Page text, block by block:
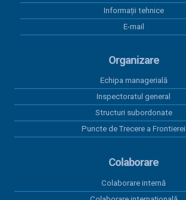
Informații tehnice
E-mail
Organizare
Echipa managerială
Inspectoratul general
Structuri subordonate
Puncte de Trecere a Frontierei
Colaborare
Colaborare internă